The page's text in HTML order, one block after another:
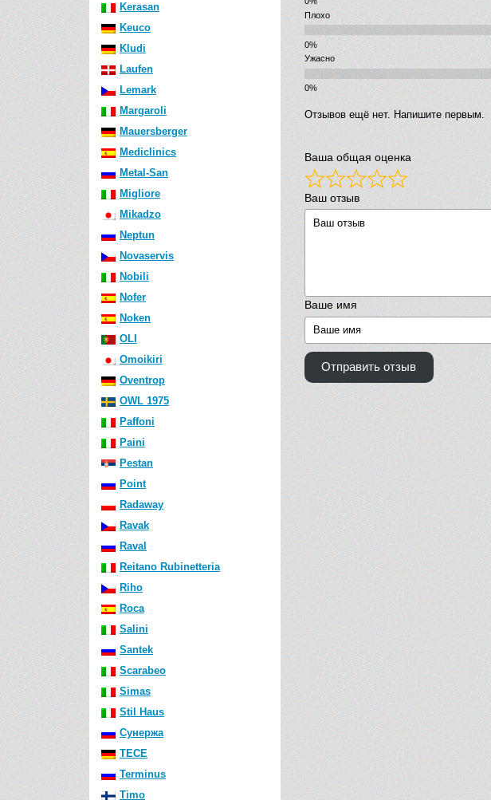
Kerasan
Keuco
Kludi
Laufen
Lemark
Margaroli
Mauersberger
Mediclinics
Metal-San
Migliore
Mikadzo
Neptun
Novaservis
Nobili
Nofer
Noken
OLI
Omoikiri
Oventrop
OWL 1975
Paffoni
Paini
Pestan
Point
Radaway
Ravak
Raval
Reitano Rubinetteria
Riho
Roca
Salini
Santek
Scarabeo
Simas
Stil Haus
Сунержа
TECE
Terminus
Timo
Плохо
Ужасно
Отзывов ещё нет. Напишите первым.
Ваша общая оценка
Ваш отзыв
Ваше имя
Отправить отзыв